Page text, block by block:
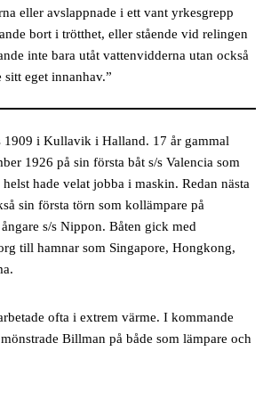
eller avslappnade i ett vant yrkesgrepp
bort i trötthet, eller stående vid relingen
inte bara utåt vattenvidderna utan också
eget innanhav.”
1909 i Kullavik i Halland. 17 år gammal
1926 på sin första båt s/s Valencia som
hade velat jobba i maskin. Redan nästa
sin första törn som kollämpare på
s/s Nippon. Båten gick med
till hamnar som Singapore, Hongkong,
ofta i extrem värme. I kommande
Billman på både som lämpare och